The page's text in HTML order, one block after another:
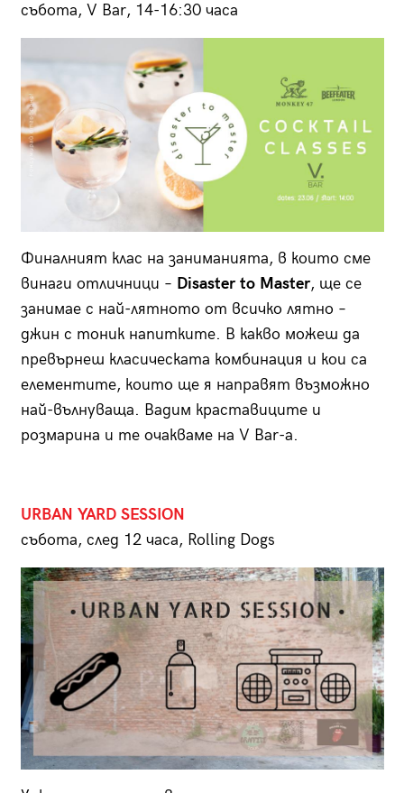
събота, V Bar, 14-16:30 часа
Финалният клас на заниманията, в които сме
винаги отличници – Disaster to Master, ще се
занимае с най-лятното от всичко лятно –
джин с тоник напитките. В какво можеш да
превърнеш класическата комбинация и кои са
елементите, които ще я направят възможно
най-вълнуваща. Вадим краставиците и
розмарина и те очакваме на V Bar-a.
URBAN YARD SESSION
събота, след 12 часа, Rolling Dogs